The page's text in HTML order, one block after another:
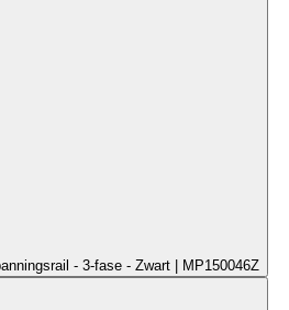
- 3-fase - Zwart | MP150046Z